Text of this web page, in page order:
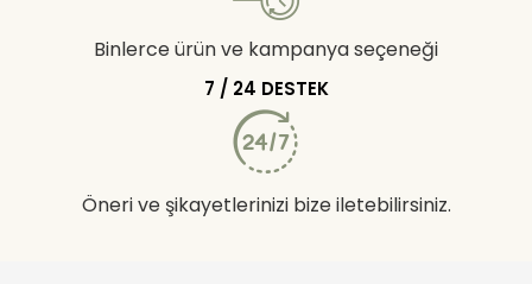
Binlerce ürün ve kampanya seçeneği
7 / 24 DESTEK
Öneri ve şikayetlerinizi bize iletebilirsiniz.